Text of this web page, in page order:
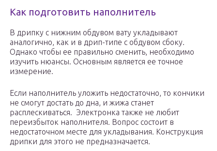
Как подготовить наполнитель
В дрипку с нижним обдувом вату укладывают
аналогично, как и в дрип-типе с обдувом сбоку.
Однако чтобы ее правильно сменить, необходимо
изучить нюансы. Основным является ее точное
измерение.
Если наполнитель уложить недостаточно, то кончики
не смогут достать до дна, и жижа станет
расплескиваться. Электронка также не любит
переизбыток наполнителя. Вопрос состоит в
недостаточном месте для укладывания. Конструкция
дрипки для этого не предназначается.